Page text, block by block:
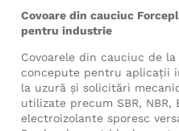
Covoare din cauciuc
pentru industrie
Covoarele din cauciuc de
concepute pentru aplicaţii
la uzură şi solicitări
utilizate precum SBR, NBR,
electroizolante sporesc